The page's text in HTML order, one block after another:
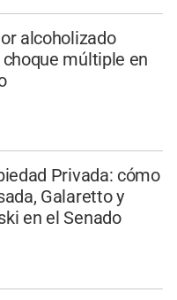
alcoholizado
múltiple en
Privada: cómo
Galaretto y
en el Senado